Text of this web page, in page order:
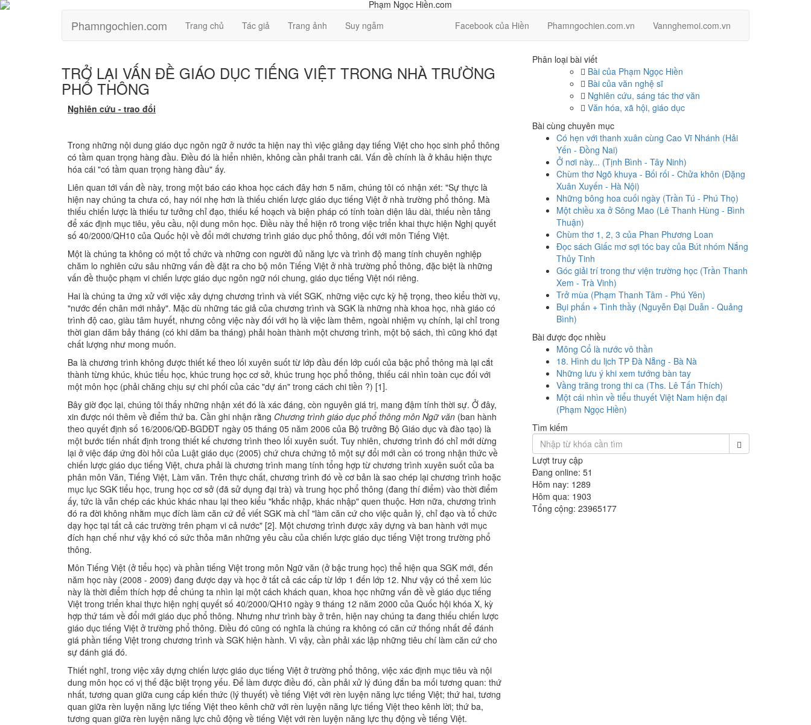
Phamngochien.com Trang chủ Tác giả Trang ảnh Suy ngẫm Facebook của Hiền Phamngochien.com.vn Vannghemoi.com.vn
TRỞ LẠI VẤN ĐỀ GIÁO DỤC TIẾNG VIỆT TRONG NHÀ TRƯỜNG
PHỔ THÔNG
Nghiên cứu - trao đổi
Trong những nội dung giáo dục ngôn ngữ ở nước ta hiện nay thì việc giảng dạy tiếng Việt cho học sinh phổ thông
có tầm quan trọng hàng đầu. Điều đó là hiển nhiên, không cần phải tranh cãi. Vấn đề chính là ở khâu hiện thực
hóa cái "có tầm quan trọng hàng đầu" ấy.
Liên quan tới vấn đề này, trong một báo cáo khoa học cách đây hơn 5 năm, chúng tôi có nhận xét: "Sự thực là
hiện nay chúng ta chưa có, hay nói nhẹ hơn là thiếu chiến lược giáo dục tiếng Việt ở nhà trường phổ thông. Mà
thiếu chiến lược là thiếu tư tưởng chỉ đạo, thiếu kế hoạch và biện pháp có tính toàn diện lâu dài, thiếu nền tảng
để xác định mục tiêu, yêu cầu, nội dung môn học. Điều này thể hiện rõ trong việc triển khai thực hiện Nghị quyết
số 40/2000/QH10 của Quốc hội về đổi mới chương trình giáo dục phổ thông, đối với môn Tiếng Việt.
Một là chúng ta không có một tổ chức và những con người đủ năng lực và trình độ mang tính chuyên nghiệp
chăm lo nghiên cứu sâu những vấn đề đặt ra cho bộ môn Tiếng Việt ở nhà trường phổ thông, đặc biệt là những
vấn đề thuộc phạm vi chiến lược giáo dục ngôn ngữ nói chung, giáo dục tiếng Việt nói riêng.
Hai là chúng ta ứng xử với việc xây dựng chương trình và viết SGK, những việc cực kỳ hệ trọng, theo kiểu thời vụ,
"nước đến chân mới nhảy". Mặc dù những tác giả của chương trình và SGK là những nhà khoa học, nhà giáo có
trình độ cao, giàu tâm huyết, nhưng công việc này đối với họ là việc làm thêm, ngoài nhiệm vụ chính, lại chỉ trong
thời gian dăm bảy tháng (có khi dăm ba tháng) phải hoàn thành một chương trình, một bộ sách, thì cũng khó đạt
chất lượng như mong muốn.
Ba là chương trình không được thiết kế theo lối xuyên suốt từ lớp đầu đến lớp cuối của bậc phổ thông mà lại cắt
thành từng khúc, khúc tiểu học, khúc trung học cơ sở, khúc trung học phổ thông, thiếu cái nhìn toàn cục đối với
một môn học (phải chăng chịu sự chi phối của các "dự án" trong cách chi tiền ?) [1].
Bây giờ đọc lại, chúng tôi thấy những nhận xét đó là xác đáng, còn nguyên giá trị, mang đậm tính thời sự. Ở đây,
xin được nói thêm về điểm thứ ba. Cần ghi nhận rằng Chương trình giáo dục phổ thông môn Ngữ văn (ban hành
theo quyết định số 16/2006/QĐ-BGDĐT ngày 05 tháng 05 năm 2006 của Bộ trưởng Bộ Giáo dục và đào tạo) là
một bước tiến nhất định trong thiết kế chương trình theo lối xuyên suốt. Tuy nhiên, chương trình đó chỉ mới dừng
lại ở việc đáp ứng đòi hỏi của Luật giáo dục (2005) chứ chưa chứng tỏ một sự đổi mới cần có trong nhận thức về
chiến lược giáo dục tiếng Việt, chưa phải là chương trình mang tính tổng hợp từ chương trình xuyên suốt của ba
phân môn Văn, Tiếng Việt, Làm văn. Trên thực chất, chương trình đó về cơ bản là sao chép lại chương trình hoặc
mục lục SGK tiểu học, trung học cơ sở (đã sử dụng đại trà) và trung học phổ thông (đang thí điểm) vào thời điểm
ấy, tức là vẫn chép các khúc khác nhau lại theo kiểu "khắc nhập, khác nhập" quen thuộc. Hơn nữa, chương trình
đó ra đời không nhằm mục đích làm căn cứ để viết SGK mà chỉ "làm căn cứ cho việc quản lý, chỉ đạo và tổ chức
dạy học tại tất cả các trường trên phạm vi cả nước" [2]. Một chương trình được xây dựng và ban hành với mục
đích hạn chế như vậy khó có sức thỏa mãn những yêu cầu của chiến lược giáo dục tiếng Việt trong trường phổ
thông.
Môn Tiếng Việt (ở tiểu học) và phần tiếng Việt trong môn Ngữ văn (ở bậc trung học) thể hiện qua SGK mới, đến
năm học này (2008 - 2009) đang được dạy và học ở tất cả các cấp từ lớp 1 đến lớp 12. Như vậy có thể xem lúc
này là thời điểm thích hợp để chúng ta nhìn lại một cách khách quan, khoa học những vấn đề về giáo dục tiếng
Việt trong triển khai thực hiện nghị quyết số 40/2000/QH10 ngày 9 tháng 12 năm 2000 của Quốc hội khóa X, kỳ
hợp thứ tám về đổi mới giáo dục phổ thông. Nhưng như trình bày ở trên, hiện nay chúng ta đang thiếu chiến lược
giáo dục tiếng Việt ở trường phổ thông. Điều đó cũng có nghĩa là chúng ra không có căn cứ thống nhất để đánh
giá phần tiếng Việt trong chương trình và SGK hiện hành. Vì vậy, cần phải xác lập những tiêu chí làm căn cứ cho
sự đánh giá đó.
Thiết nghĩ, trong việc xây dựng chiến lược giáo dục tiếng Việt ở trường phổ thông, việc xác định mục tiêu và nội
dung môn học có vị thế đặc biệt trọng yếu. Để làm được điều đó, cần phải xử lý đúng đắn ba mối tương quan: thứ
nhất, tương quan giữa cung cấp kiến thức (lý thuyết) về tiếng Việt với rèn luyện năng lực tiếng Việt; thứ hai, tương
quan giữa rèn luyện năng lực tiếng Việt theo kênh chữ với rèn luyện năng lực tiếng Việt theo kênh lời; thứ ba,
tương quan giữa rèn luyện năng lực chủ động về tiếng Việt với rèn luyện năng lực thụ động về tiếng Việt.
Phân loại bài viết
Bài của Phạm Ngọc Hiền
Bài của văn nghệ sĩ
Nghiên cứu, sáng tác thơ văn
Văn hóa, xã hội, giáo dục
Bài cùng chuyên mục
Có hẹn với thanh xuân cùng Cao Vĩ Nhánh (Hải
Yến - Đồng Nai)
Ở nơi này... (Tịnh Bình - Tây Ninh)
Chùm thơ Ngõ khuya - Bối rối - Chửa khôn (Đặng
Xuân Xuyến - Hà Nội)
Những bông hoa cuối ngày (Trần Tú - Phú Thọ)
Một chiều xa ở Sông Mao (Lê Thanh Hùng - Bình
Thuận)
Chùm thơ 1, 2, 3 của Phan Phương Loan
Đọc sách Giấc mơ sợi tóc bay của Bút nhóm Nắng
Thủy Tinh
Góc giải trí trong thư viện trường học (Trần Thanh
Xem - Trà Vinh)
Trở mùa (Phạm Thanh Tâm - Phú Yên)
Bụi phấn + Tình thầy (Nguyễn Đại Duẫn - Quảng
Bình)
Bài được đọc nhiều
Mông Cổ là nước vô thần
18. Hình du lịch TP Đà Nẵng - Bà Nà
Những lưu ý khi xem tướng bàn tay
Vầng trăng trong thi ca (Ths. Lê Tấn Thích)
Một cái nhìn về tiểu thuyết Việt Nam hiện đại
(Phạm Ngọc Hiền)
Tìm kiếm
Lượt truy cập
Đang online: 51
Hôm nay: 1289
Hôm qua: 1903
Tổng cộng: 23965177